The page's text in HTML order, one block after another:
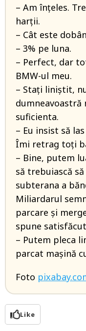
– Am înțeles.
harții.
– Cât este
– 3% pe luna.
– Perfect, dar
BMW-ul meu.
– Stați liniștit,
suficienta.
– Eu insist să
Îmi retrag toți
– Bine, putem
să trebuiască
subterana a
Miliardarul
parcare și
spune
– Putem pleca
parcat mașină
Foto
Like